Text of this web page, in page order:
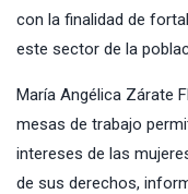
con la finalidad de
este sector de la
María Angélica Zárate
mesas de trabajo
intereses de las
de sus derechos,